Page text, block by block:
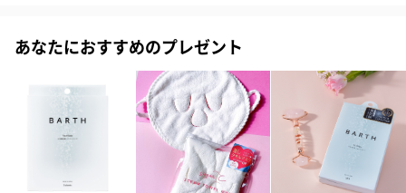
かさついた肌にツヤを与えたい方、ハリ感と透明感が欲しい方に
おすすめです。
BABY FACE INJECTION MASK
あなたにおすすめのプレゼント